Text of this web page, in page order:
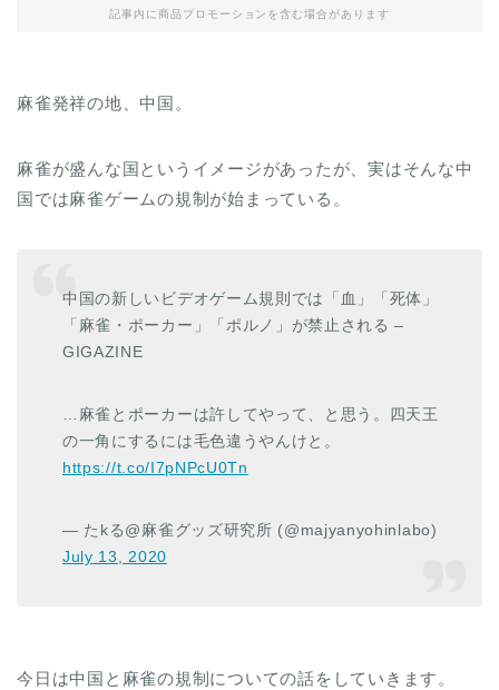
記事内に商品プロモーションを含む場合があります
麻雀発祥の地、中国。
麻雀が盛んな国というイメージがあったが、実はそんな中
国では麻雀ゲームの規制が始まっている。
中国の新しいビデオゲーム規則では「血」「死体」
「麻雀・ポーカー」「ポルノ」が禁止される –
GIGAZINE
…麻雀とポーカーは許してやって、と思う。四天王
の一角にするには毛色違うやんけと。
https://t.co/I7pNPcU0Tn
— たkる@麻雀グッズ研究所 (@majyanyohinlabo)
July 13, 2020
今日は中国と麻雀の規制についての話をしていきます。